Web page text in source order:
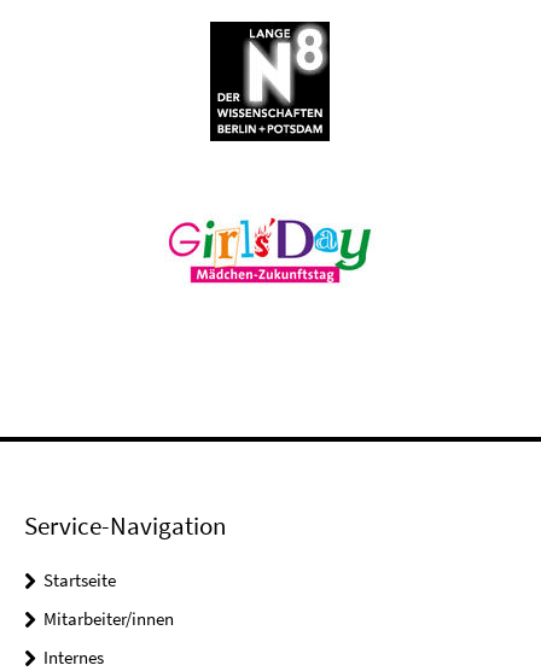
Service-Navigation
Startseite
Mitarbeiter/innen
Internes